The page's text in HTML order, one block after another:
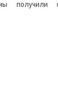
получили